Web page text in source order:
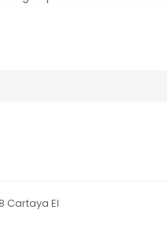
Cartaya El